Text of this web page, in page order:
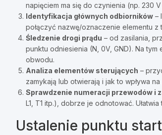
napięciem ma się do czynienia (np. 230
Identyfikacja głównych odbiorników –
połączyć nazwę/oznaczenie elementu
Śledzenie drogi prądu – od zasilania,
punktu odniesienia (N, 0V, GND). Na
obwodu.
Analiza elementów sterujących –
zamykają lub otwierają i jak to wpływa
Sprawdzenie numeracji przewodów i
L1, T1 itp.), dobrze je odnotować.
Ustalenie punktu